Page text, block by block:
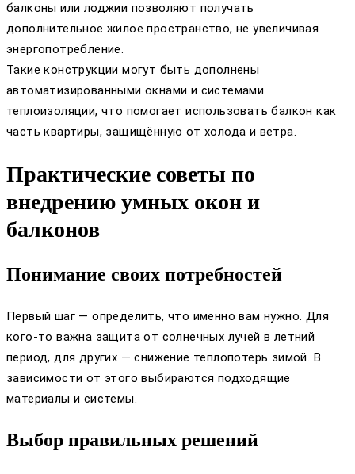
балконы или лоджии позволяют получать
дополнительное жилое пространство, не увеличивая
энергопотребление.
Такие конструкции могут быть дополнены
автоматизированными окнами и системами
теплоизоляции, что помогает использовать балкон как
часть квартиры, защищённую от холода и ветра.
Практические советы по
внедрению умных окон и
балконов
Понимание своих потребностей
Первый шаг — определить, что именно вам нужно. Для
кого-то важна защита от солнечных лучей в летний
период, для других — снижение теплопотерь зимой. В
зависимости от этого выбираются подходящие
материалы и системы.
Выбор правильных решений